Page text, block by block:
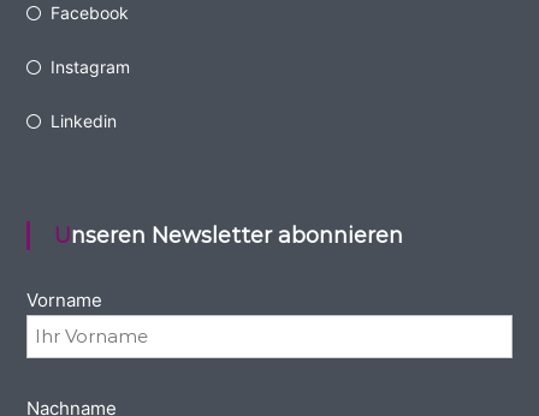
Facebook
Instagram
Linkedin
Unseren Newsletter abonnieren
Vorname
Nachname